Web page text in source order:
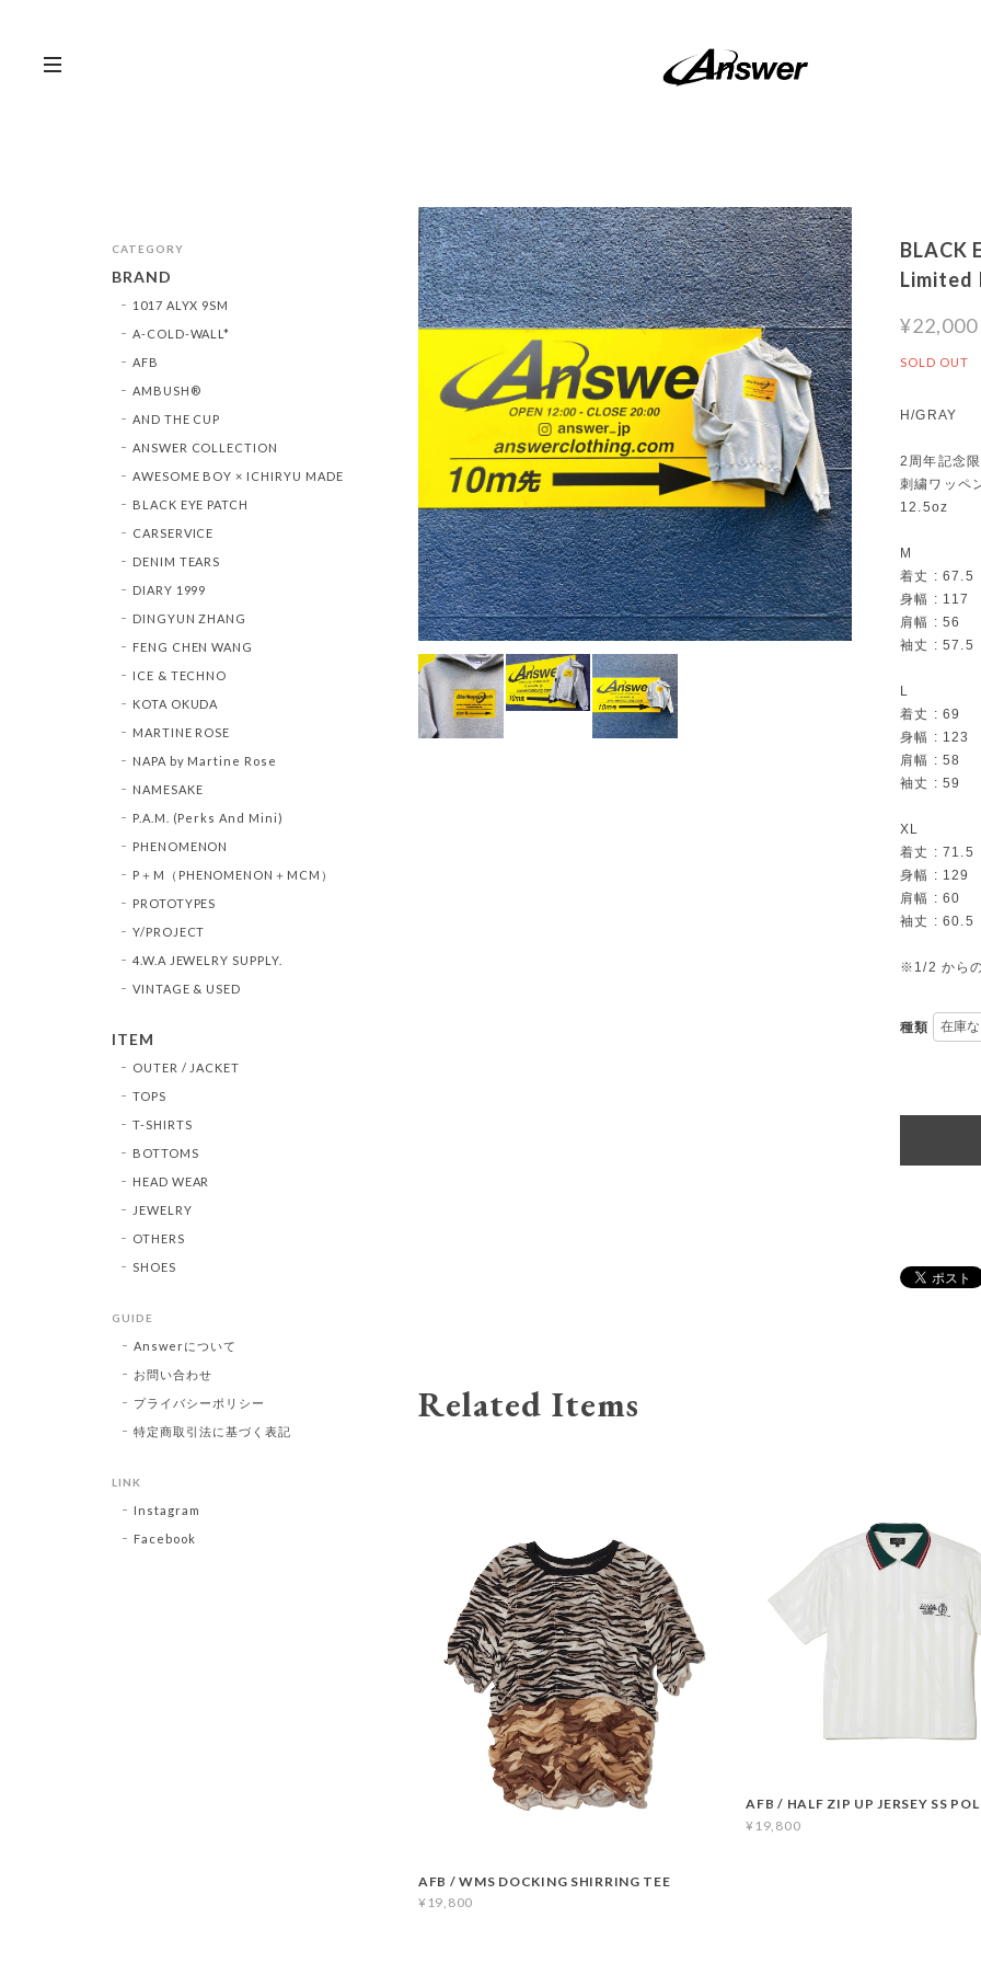
BLACK
Limited
¥22,000
SOLD OUT
H/GRAY
2周年記念
刺繍ワッペ
12.5oz
M
着丈 : 67.5
身幅 : 117
肩幅 : 56
袖丈 : 57.5
L
着丈 : 69
身幅 : 123
肩幅 : 58
袖丈 : 59
XL
着丈 : 71.5
身幅 : 129
肩幅 : 60
袖丈 : 60.5
※1/2 から
種類
Related Items
AFB / WMS DOCKING SHIRRING TEE
¥19,800
AFB / HALF ZIP UP JERSEY SS
¥19,800
CATEGORY
BRAND
1017 ALYX 9SM
A-COLD-WALL*
AFB
AMBUSH®︎
AND THE CUP
ANSWER COLLECTION
AWESOME BOY × ICHIRYU MADE
BLACK EYE PATCH
CARSERVICE
DENIM TEARS
DIARY 1999
DINGYUN ZHANG
FENG CHEN WANG
ICE & TECHNO
KOTA OKUDA
MARTINE ROSE
NAPA by Martine Rose
NAMESAKE
P.A.M. (Perks And Mini)
PHENOMENON
P＋M（PHENOMENON＋MCM）
PROTOTYPES
Y/PROJECT
4.W.A JEWELRY SUPPLY.
VINTAGE & USED
ITEM
OUTER / JACKET
TOPS
T-SHIRTS
BOTTOMS
HEAD WEAR
JEWELRY
OTHERS
SHOES
GUIDE
Answerについて
お問い合わせ
プライバシーポリシー
特定商取引法に基づく表記
LINK
Instagram
Facebook